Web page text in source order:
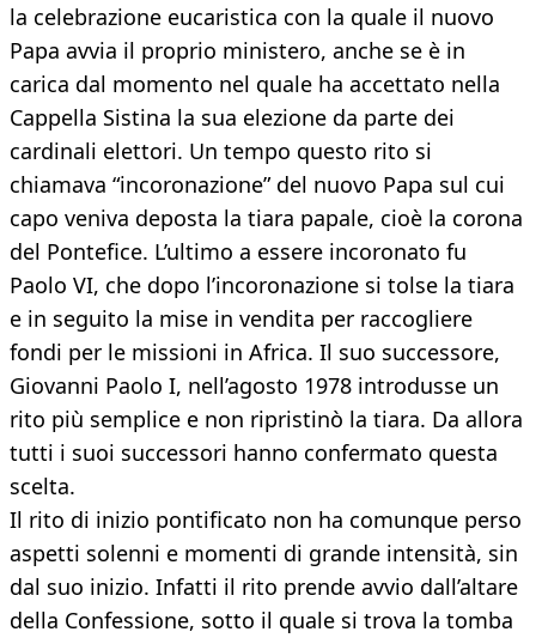
la celebrazione eucaristica con la quale il nuovo
Papa avvia il proprio ministero, anche se è in
carica dal momento nel quale ha accettato nella
Cappella Sistina la sua elezione da parte dei
cardinali elettori. Un tempo questo rito si
chiamava “incoronazione” del nuovo Papa sul cui
capo veniva deposta la tiara papale, cioè la corona
del Pontefice. L’ultimo a essere incoronato fu
Paolo VI, che dopo l’incoronazione si tolse la tiara
e in seguito la mise in vendita per raccogliere
fondi per le missioni in Africa. Il suo successore,
Giovanni Paolo I, nell’agosto 1978 introdusse un
rito più semplice e non ripristinò la tiara. Da allora
tutti i suoi successori hanno confermato questa
scelta.
Il rito di inizio pontificato non ha comunque perso
aspetti solenni e momenti di grande intensità, sin
dal suo inizio. Infatti il rito prende avvio dall’altare
della Confessione, sotto il quale si trova la tomba